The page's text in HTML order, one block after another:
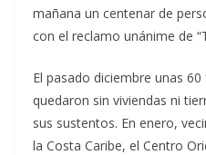
mañana un centenar de
con el reclamo unánime de
El pasado diciembre unas
quedaron sin viviendas ni
sus sustentos. En enero,
la Costa Caribe, el Centro